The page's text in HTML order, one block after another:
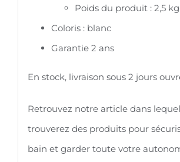
Poids du produit : 2,5 kg
Coloris : blanc
Garantie 2 ans
En stock, livraison sous 2 jours
Retrouvez notre article dans
trouverez des produits pour
bain et garder toute votre